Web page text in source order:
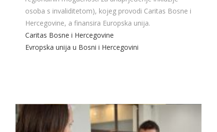
osoba s invaliditetom), kojeg provodi Caritas Bosne i
Hercegovine, a finansira Europska unija.
Caritas Bosne i Hercegovine
Evropska unija u Bosni i Hercegovini